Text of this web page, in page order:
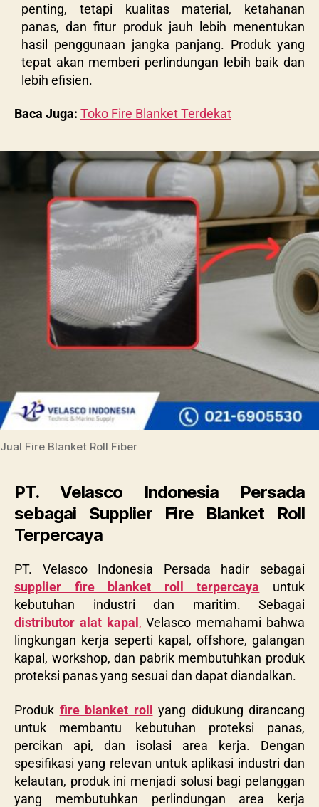
penting, tetapi kualitas material, ketahanan
panas, dan fitur produk jauh lebih menentukan
hasil penggunaan jangka panjang. Produk yang
tepat akan memberi perlindungan lebih baik dan
lebih efisien.
Baca Juga: Toko Fire Blanket Terdekat
Jual Fire Blanket Roll Fiber
PT. Velasco Indonesia Persada
sebagai Supplier Fire Blanket Roll
Terpercaya
PT. Velasco Indonesia Persada hadir sebagai
supplier fire blanket roll terpercaya untuk
kebutuhan industri dan maritim. Sebagai
distributor alat kapal , Velasco memahami bahwa
lingkungan kerja seperti kapal, offshore, galangan
kapal, workshop, dan pabrik membutuhkan produk
proteksi panas yang sesuai dan dapat diandalkan.
Produk fire blanket roll yang didukung dirancang
untuk membantu kebutuhan proteksi panas,
percikan api, dan isolasi area kerja. Dengan
spesifikasi yang relevan untuk aplikasi industri dan
kelautan, produk ini menjadi solusi bagi pelanggan
yang membutuhkan perlindungan area kerja